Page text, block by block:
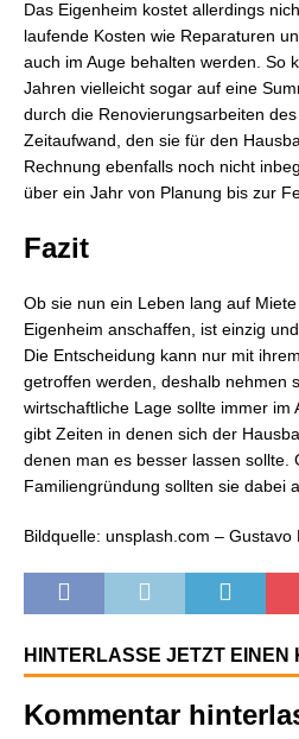
Das Eigenheim kostet allerdings
laufende Kosten wie Reparaturen
auch im Auge behalten werden. So
Jahren vielleicht sogar auf eine
durch die Renovierungsarbeiten
Zeitaufwand, den sie für den
Rechnung ebenfalls noch nicht
über ein Jahr von Planung bis zur
Fazit
Ob sie nun ein Leben lang auf
Eigenheim anschaffen, ist einzig
Die Entscheidung kann nur mit
getroffen werden, deshalb nehmen
wirtschaftliche Lage sollte immer im
gibt Zeiten in denen sich der
denen man es besser lassen sollte.
Familiengründung sollten sie dabei
Bildquelle: unsplash.com – Gustavo
HINTERLASSE JETZT EINEN
Kommentar